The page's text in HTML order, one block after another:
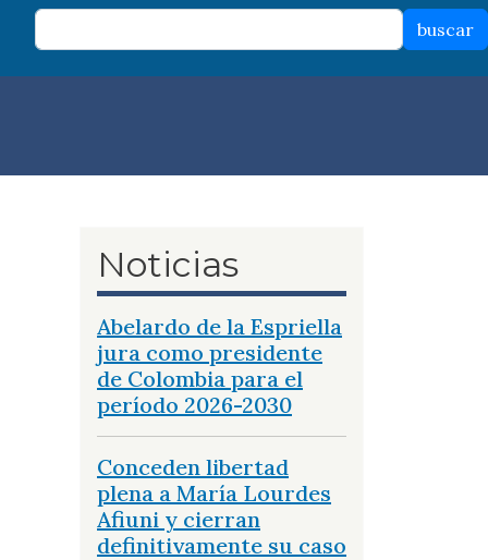
buscar
Noticias
Abelardo de la Espriella
jura como presidente
de Colombia para el
período 2026-2030
Conceden libertad
plena a María Lourdes
Afiuni y cierran
definitivamente su caso